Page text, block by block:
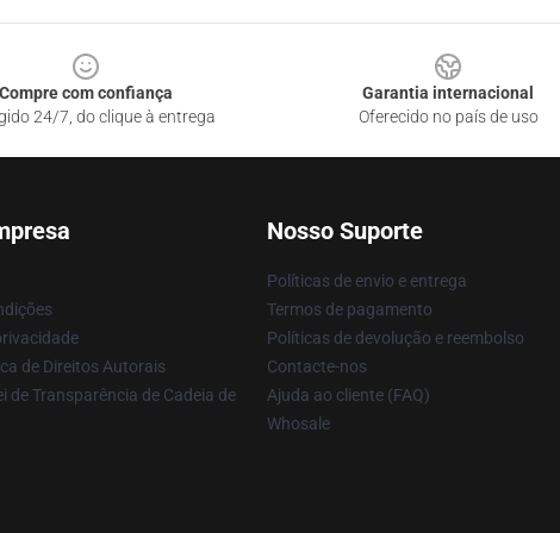
Compre com confiança
24/7, do clique à entrega
Garantia internacional
Oferecido no país de uso
de Direitos Autorais
de Transparência de Cadeia de
Nosso Suporte
Políticas de envio e entrega
Termos de pagamento
Políticas de devolução e reembolso
Contacte-nos
Ajuda ao cliente (FAQ)
Whosale